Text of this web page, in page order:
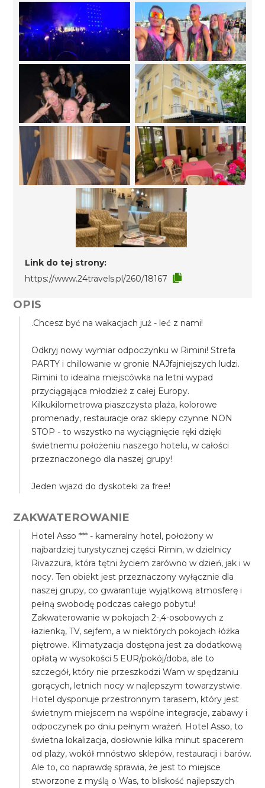
Link do tej strony:
https://www.24travels.pl/260/18167
OPIS
.Chcesz być na wakacjach już - leć z nami!
Odkryj nowy wymiar odpoczynku w Rimini! Strefa
PARTY i chillowanie w gronie NAJfajniejszych ludzi.
Rimini to idealna miejscówka na letni wypad
przyciągająca młodzież z całej Europy.
Kilkukilometrowa piaszczysta plaża, kolorowe
promenady, restauracje oraz sklepy czynne NON
STOP - to wszystko na wyciągnięcie ręki dzięki
świetnemu położeniu naszego hotelu, w całości
przeznaczonego dla naszej grupy!
Jeden wjazd do dyskoteki za free!
ZAKWATEROWANIE
Hotel Asso *** - kameralny hotel, położony w
najbardziej turystycznej części Rimin, w dzielnicy
Rivazzura, która tętni życiem zarówno w dzień, jak i w
nocy. Ten obiekt jest przeznaczony wyłącznie dla
naszej grupy, co gwarantuje wyjątkową atmosferę i
pełną swobodę podczas całego pobytu!
Zakwaterowanie w pokojach 2-,4-osobowych z
łazienką, TV, sejfem, a w niektórych pokojach łóżka
piętrowe. Klimatyzacja dostępna jest za dodatkową
opłatą w wysokości 5 EUR/pokój/doba, ale to
szczegół, który nie przeszkodzi Wam w spędzaniu
gorących, letnich nocy w najlepszym towarzystwie.
Hotel dysponuje przestronnym tarasem, który jest
świetnym miejscem na wspólne integracje, zabawy i
odpoczynek po dniu pełnym wrażeń. Hotel Asso, to
świetna lokalizacja, dosłownie kilka minut spacerem
od plaży, wokół mnóstwo sklepów, restauracji i barów.
Ale to, co naprawdę sprawia, że jest to miejsce
stworzone z myślą o Was, to bliskość najlepszych